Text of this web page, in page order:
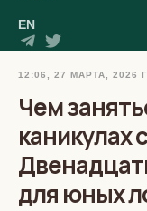
EN
12:06, 27 МАРТА, 2026 Г.
Чем
каникулах
для юных